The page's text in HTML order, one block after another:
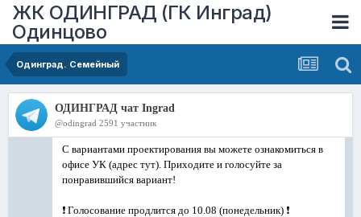
ЖК ОДИНГРАД (ГК Инград)
Одинцово
Одинград. Семейный